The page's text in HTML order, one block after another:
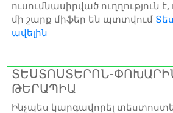
ուսումնասիրված ուղղություն
մի շարք միֆեր են պտտվում
ավելին
ՏԵՍՏՈՍՏԵՐՈՆ-
ԹԵՐԱՊԻԱ
Ինչպես կարգավորել